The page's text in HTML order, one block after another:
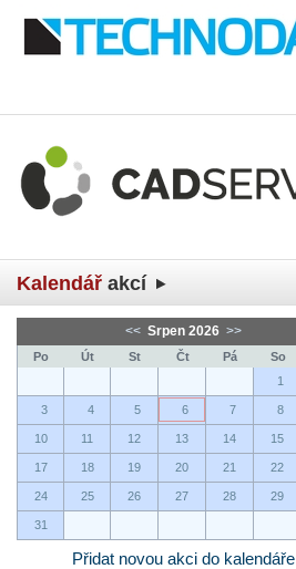
Kalendář akcí
<< Srpen 2026 >>
Po Út St Čt Pá So
1
3 4 5 6 7 8
10 11 12 13 14 15
17 18 19 20 21 22
24 25 26 27 28 29
31
Přidat novou akci do kalendáře